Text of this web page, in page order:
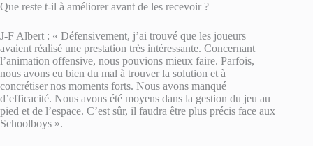
Que reste t-il à améliorer avant de les recevoir ?
J-F Albert : « Défensivement, j’ai trouvé que les joueurs
avaient réalisé une prestation très intéressante. Concernant
l’animation offensive, nous pouvions mieux faire. Parfois,
nous avons eu bien du mal à trouver la solution et à
concrétiser nos moments forts. Nous avons manqué
d’efficacité. Nous avons été moyens dans la gestion du jeu au
pied et de l’espace. C’est sûr, il faudra être plus précis face aux
Schoolboys ».